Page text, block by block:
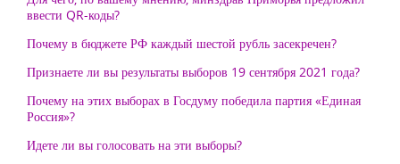
ввести QR-коды?
Почему в бюджете РФ каждый шестой рубль засекречен?
Признаете ли вы результаты выборов 19 сентября 2021 года?
Почему на этих выборах в Госдуму победила партия «Единая
Россия»?
Идете ли вы голосовать на эти выборы?